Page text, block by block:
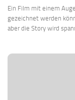
Ein Film mit einem
gezeichnet werden
aber die Story wird